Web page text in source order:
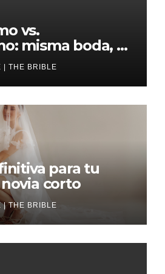
vs.
misma boda, al
| THE BRIBLE
para tu
corto
| THE BRIBLE